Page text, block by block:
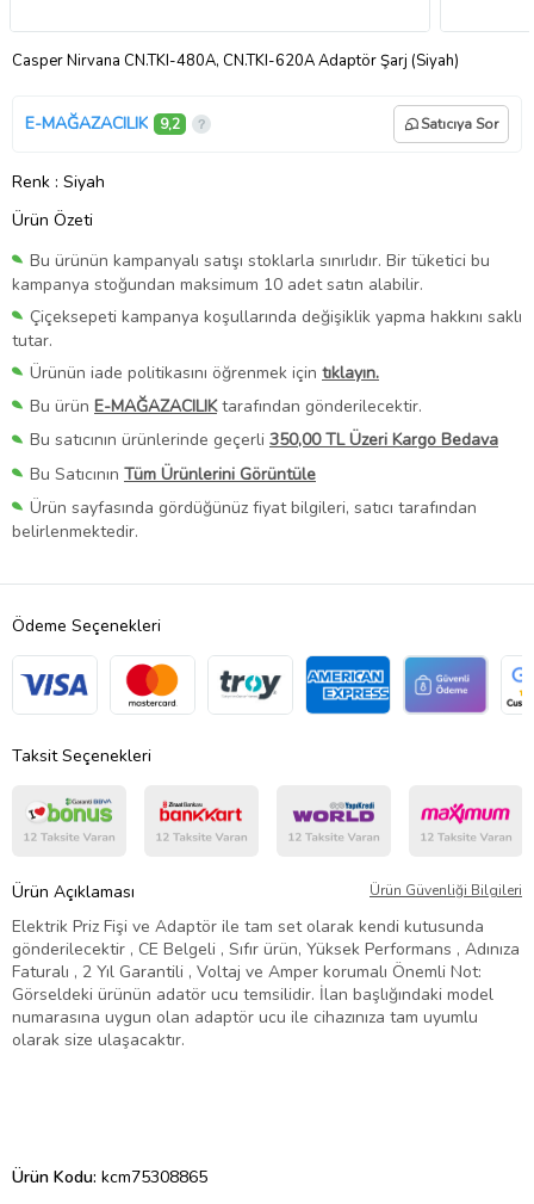
Casper Nirvana CN.TKI-480A, CN.TKI-620A Adaptör Şarj (Siyah)
E-MAĞAZACILIK 9,2 Satıcıya Sor
Renk : Siyah
Ürün Özeti
Bu ürünün kampanyalı satışı stoklarla sınırlıdır. Bir tüketici bu
kampanya stoğundan maksimum 10 adet satın alabilir.
Çiçeksepeti kampanya koşullarında değişiklik yapma hakkını saklı
tutar.
Ürünün iade politikasını öğrenmek için tıklayın.
Bu ürün E-MAĞAZACILIKtarafından gönderilecektir.
Bu satıcının ürünlerinde geçerli 350,00 TL Üzeri Kargo Bedava
Bu Satıcının Tüm Ürünlerini Görüntüle
Ürün sayfasında gördüğünüz fiyat bilgileri, satıcı tarafından
belirlenmektedir.
Ödeme Seçenekleri
Taksit Seçenekleri
Ürün Açıklaması Ürün Güvenliği Bilgileri
Elektrik Priz Fişi ve Adaptör ile tam set olarak kendi kutusunda
gönderilecektir , CE Belgeli , Sıfır ürün, Yüksek Performans , Adınıza
Faturalı , 2 Yıl Garantili , Voltaj ve Amper korumalı Önemli Not:
Görseldeki ürünün adatör ucu temsilidir. İlan başlığındaki model
numarasına uygun olan adaptör ucu ile cihazınıza tam uyumlu
olarak size ulaşacaktır.
Ürün Kodu: kcm75308865